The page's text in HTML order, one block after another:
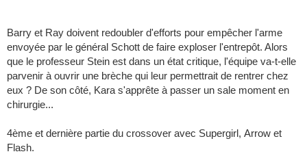
Barry et Ray doivent redoubler d'efforts pour empêcher l'arme
envoyée par le général Schott de faire exploser l'entrepôt. Alors
que le professeur Stein est dans un état critique, l'équipe va-t-elle
parvenir à ouvrir une brèche qui leur permettrait de rentrer chez
eux ? De son côté, Kara s'apprête à passer un sale moment en
chirurgie...
4ème et dernière partie du crossover avec Supergirl, Arrow et
Flash.